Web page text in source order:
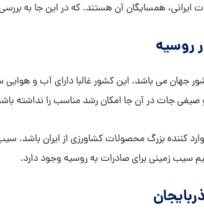
ایرانی، همسایگان آن هستند. که در این جا به
روسیه
جهان می باشد. این کشور غالبا دارای آب و
جات در آن جا امکان رشد مناسب را نداشته
کننده بزرگ محصولات کشاورزی از ایران باشد. سیب
سیب زمینی برای صادرات به روسیه وجود دارد.